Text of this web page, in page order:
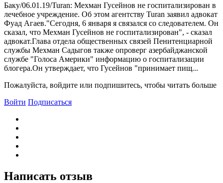
Баку/06.01.19/Turan: Мехман Гусейнов не госпитализирован в
лечебное учреждение. Об этом агентству Turan заявил адвокат
Фуад Агаев."Сегодня, 6 января я связался со следователем. Он
сказал, что Мехман Гусейнов не госпитализирован", - сказал
адвокат.Глава отдела общественных связей Пенитенциарной
службы Мехман Садыгов также опроверг азербайджанской
службе "Голоса Америки" информацию о госпитализации
блогера.Он утверждает, что Гусейнов "принимает пищ...
Пожалуйста, войдите или подпишитесь, чтобы читать больше
Войти Подписаться
Написать отзыв